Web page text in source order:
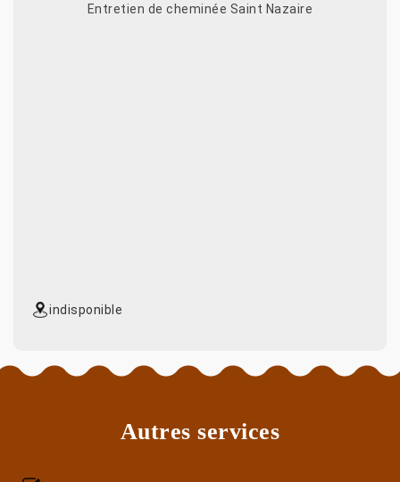
Entretien de cheminée Saint Nazaire
indisponible
Autres services